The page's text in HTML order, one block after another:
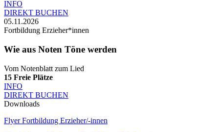
INFO
DIREKT BUCHEN
05.11.2026
Fortbildung Erzieher*innen
Wie aus Noten Töne werden
Vom Notenblatt zum Lied
15 Freie Plätze
INFO
DIREKT BUCHEN
Downloads
Flyer Fortbildung Erzieher/-innen